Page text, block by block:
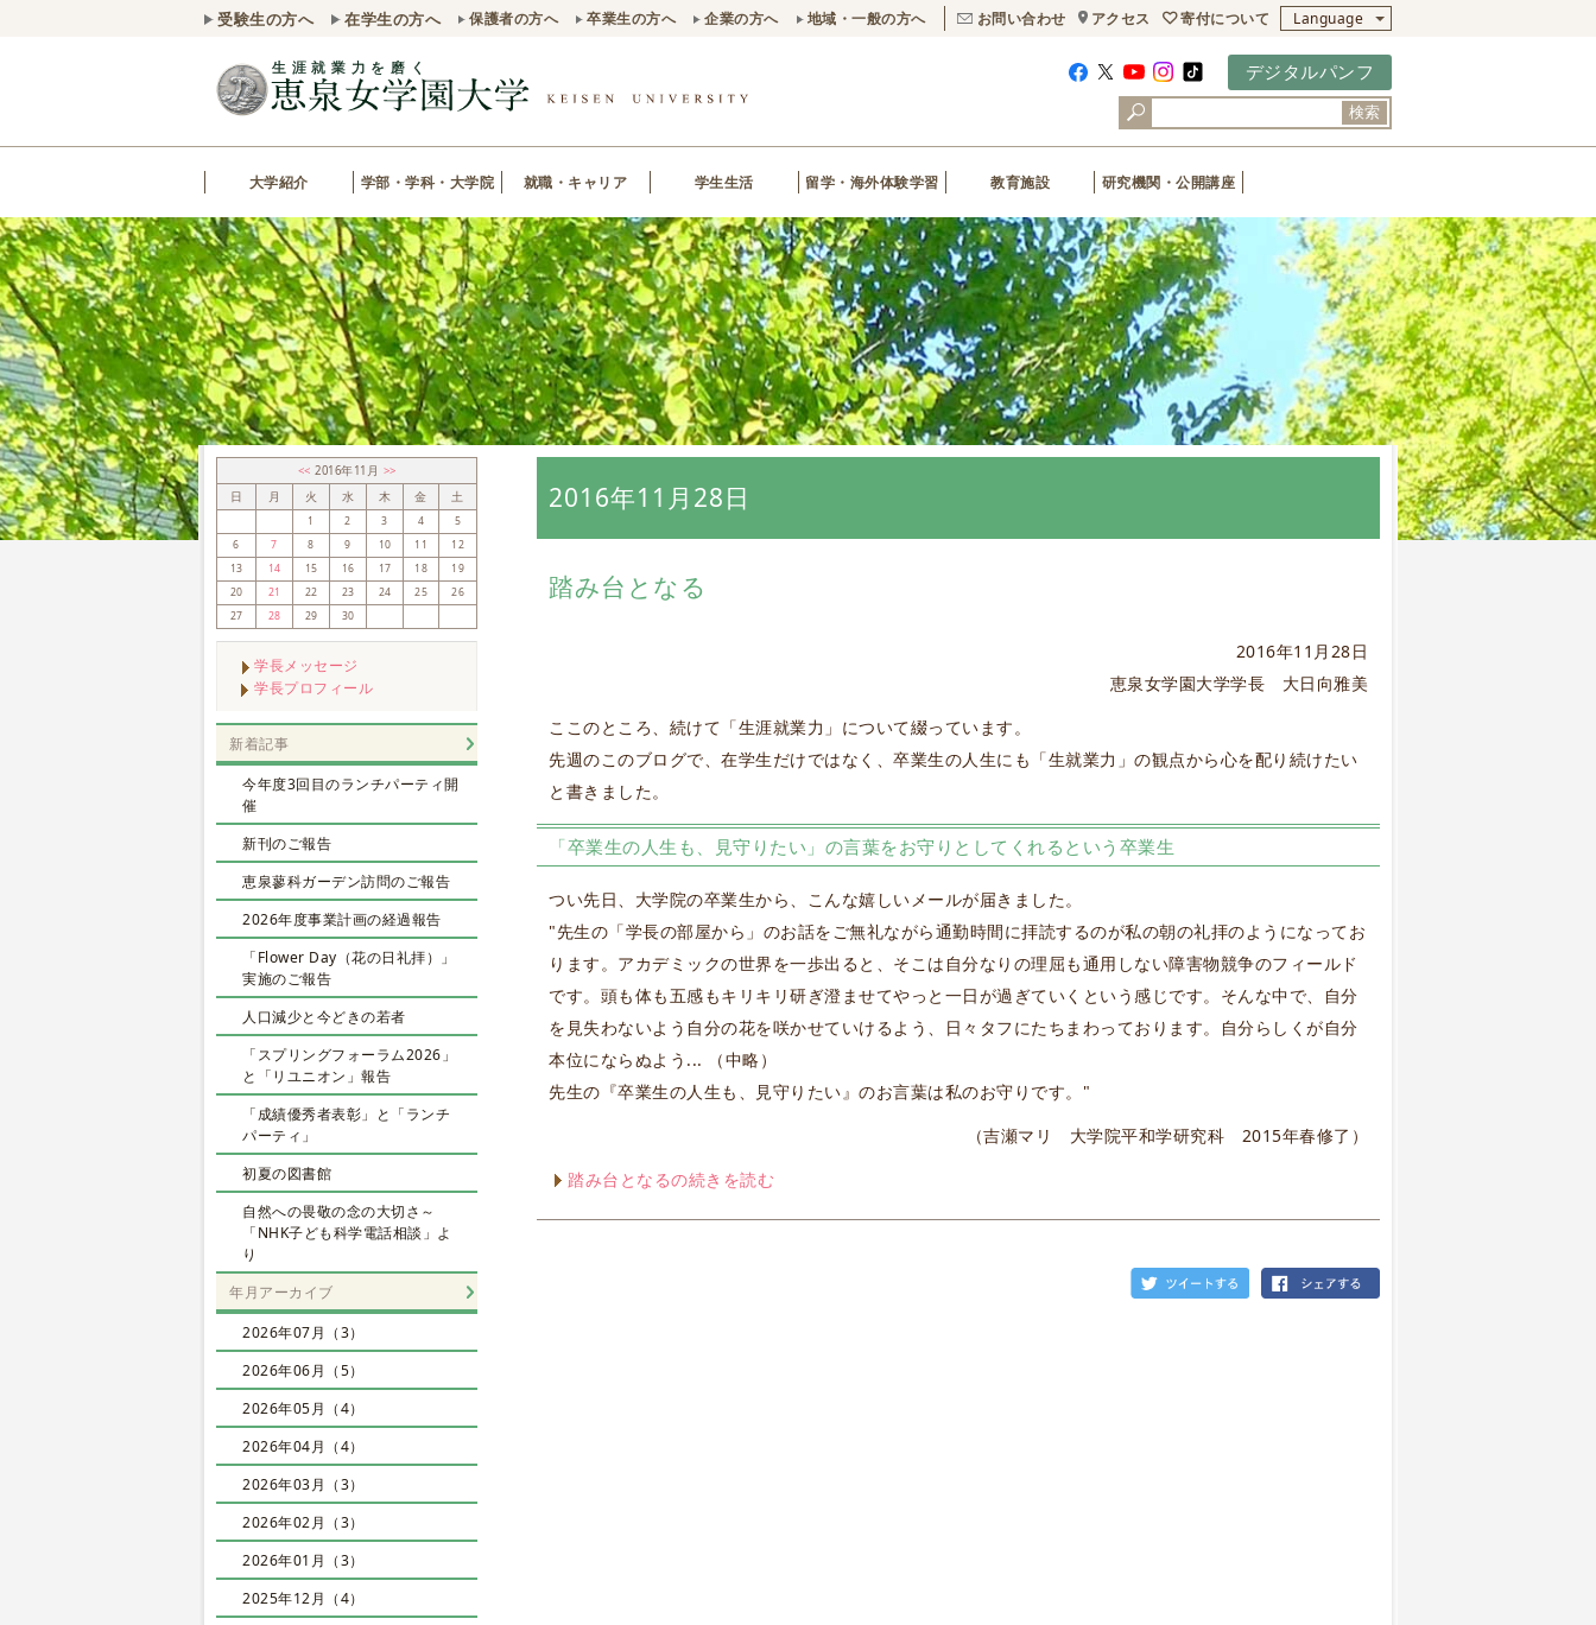
受験生の方へ 在学生の方へ 保護者の方へ 卒業生の方へ 企業の方へ 地域・一般の方へ お問い合わせ アクセス 寄付について Language
デジタルパンフ
検索
大学紹介 学部・学科・大学院 就職・キャリア 学生生活 留学・海外体験学習 教育施設 研究機関・公開講座
2016年11月28日
踏み台となる
2016年11月28日
恵泉女学園大学学長 大日向雅美
ここのところ、続けて「生涯就業力」について綴っています。
先週のこのブログで、在学生だけではなく、卒業生の人生にも「生就業力」の観点から心を配り続けたい
と書きました。
「卒業生の人生も、見守りたい」の言葉をお守りとしてくれるという卒業生
つい先日、大学院の卒業生から、こんな嬉しいメールが届きました。
"先生の「学長の部屋から」のお話をご無礼ながら通勤時間に拝読するのが私の朝の礼拝のようになってお
ります。アカデミックの世界を一歩出ると、そこは自分なりの理屈も通用しない障害物競争のフィールド
です。頭も体も五感もキリキリ研ぎ澄ませてやっと一日が過ぎていくという感じです。そんな中で、自分
を見失わないよう自分の花を咲かせていけるよう、日々タフにたちまわっております。自分らしくが自分
本位にならぬよう... （中略）
先生の『卒業生の人生も、見守りたい』のお言葉は私のお守りです。"
（吉瀬マリ 大学院平和学研究科 2015年春修了）
踏み台となるの続きを読む
<< 2016年11月 >>
日
月 火 水 木 金 土
1 2 3 4
5
6
7 8 9 10 11
12
13
14 15 16 17 18
19
20
21 22 23 24 25
26
27
28 29 30
学長メッセージ
学長プロフィール
新着記事
今年度3回目のランチパーティ開
催
新刊のご報告
恵泉蓼科ガーデン訪問のご報告
2026年度事業計画の経過報告
「Flower Day（花の日礼拝）」
実施のご報告
人口減少と今どきの若者
「スプリングフォーラム2026」
と「リユニオン」報告
「成績優秀者表彰」と「ランチ
パーティ」
初夏の図書館
自然への畏敬の念の大切さ～
「NHK子ども科学電話相談」よ
り
年月アーカイブ
2026年07月（3）
2026年06月（5）
2026年05月（4）
2026年04月（4）
2026年03月（3）
2026年02月（3）
2026年01月（3）
2025年12月（4）